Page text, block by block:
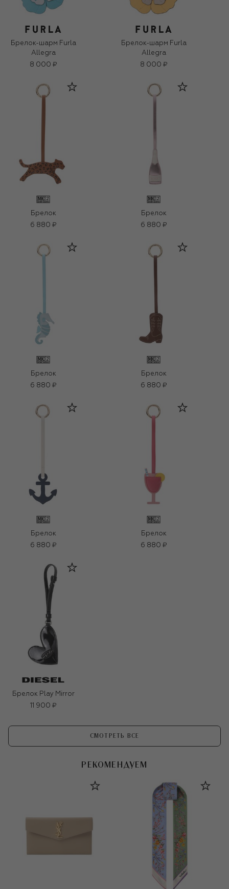
Брелок-шарм Furla
Allegra
8 000 ₽
Брелок-шарм Furla
Allegra
8 000 ₽
Брелок
6 880 ₽
Брелок
6 880 ₽
Брелок
6 880 ₽
Брелок
6 880 ₽
Брелок
6 880 ₽
Брелок
6 880 ₽
Брелок Play Mirror
11 900 ₽
СМОТРЕТЬ ВСЕ
РЕКОМЕНДУЕМ